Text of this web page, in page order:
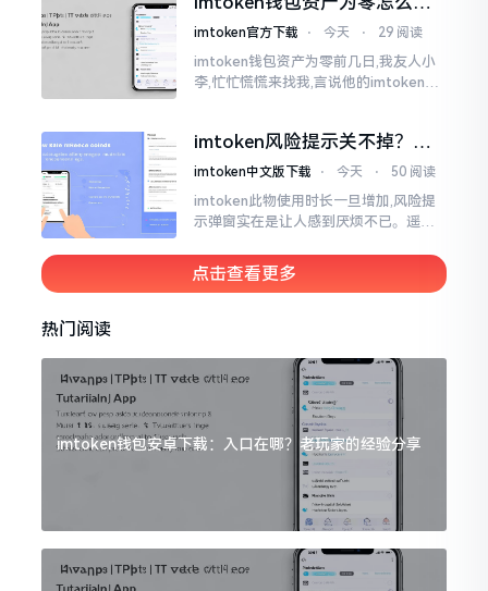
说的都不一样
回？老张教你几招
imtoken官方下载 ⋅ 今天 ⋅ 29 阅读
imtoken钱包资产为零前几日,我友人小
李,忙忙慌慌来找我,言说他的imtoken钱
莫要惊慌,暂且别急着去砸手机。
imtoken风险提示关不掉？老
手教你几招
imtoken中文版下载 ⋅ 今天 ⋅ 50 阅读
imtoken此物使用时长一旦增加,风险提
示弹窗实在是让人感到厌烦不已。遥想
转账操作,都会蹦出一连串警告信息,弄得
人心里慌慌张张的。
点击查看更多
热门阅读
imtoken钱包安卓下载：入口在哪？老玩家的经验分享